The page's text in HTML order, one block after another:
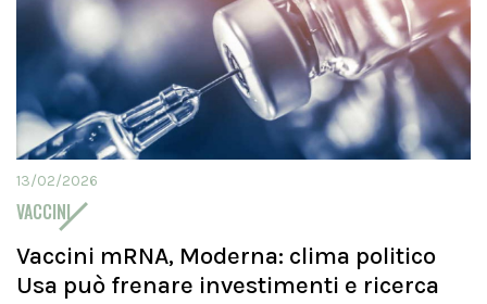
13/02/2026
VACCINI
Vaccini mRNA, Moderna: clima politico
Usa può frenare investimenti e ricerca